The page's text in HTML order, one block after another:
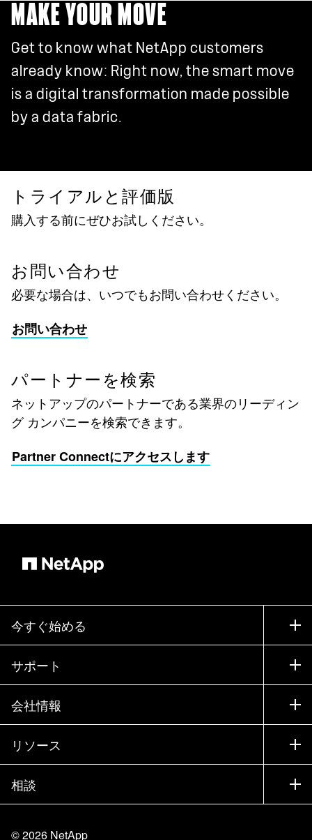
MAKE YOUR MOVE
Get to know what NetApp customers
already know: Right now, the smart move
is a digital transformation made possible
by a data fabric.
トライアルと評価版
購入する前にぜひお試しください。
お問い合わせ
必要な場合は、いつでもお問い合わせください。
お問い合わせ
パートナーを検索
ネットアップのパートナーである業界のリーディン
グ カンパニーを検索できます。
Partner Connectにアクセスします
今すぐ始める
購入方法
営業チームへのお問い合わせ
パートナーを検索
エグゼクティブ ブリーフィング
製品A-Z
サポート
サポート
トレーニング
ドキュメント
ナレッジ ベース
コミュニティ
知識の習得
会社情報
会社情報
パートナー
採用情報
リソース
ニュースルーム
イベント
ブログ
相談
©2026 NetApp